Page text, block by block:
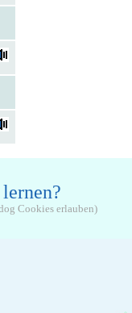
Cookies erlauben)